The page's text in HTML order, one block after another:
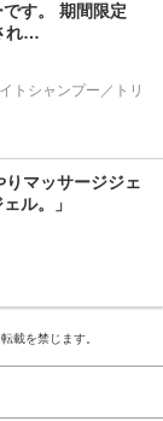
す。 期間限定
れ…
トシャンプー／トリ
りマッサージジェ
ル。」
載を禁じます。